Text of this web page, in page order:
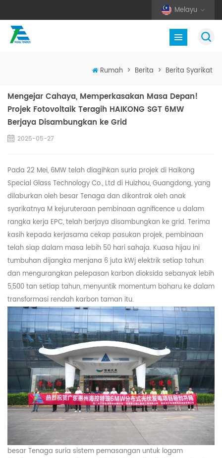
Melayu
Rumah > Berita > Berita Syarikat
Mengejar Cahaya, Memperkasakan Masa Depan!
Projek Fotovoltaik Teragih HAIKONG SGT 6MW
Berjaya Disambungkan ke Grid
2025-05-27
Pada 22 Mei, 6MW telah diagihkansuria projek di Haikong
Special Glass Technology Co., Ltd di Huizhou, Guangdong, yang
dilaburkan oleh besarTenaga dan dikontrak oleh anak
syarikatnya M kejuruteraan pembinaan agnificence udalam
rangka kerja EPC, telah berjaya disambungkan ke grid. Terima
kasih kepada kerjasama cekap pasukan projek, pembinaan
telah siap dalam masa lebih 50 hari sahaja. Kuasa hijau ini
tumbuhandijangka menjana 6 juta kWj elektrik setiap tahun
dan mengurangkan pelepasan karbon dioksida sebanyak lebih
5,500 tan setiap tahun, menyuntik momentum baharu ke dalam
transformasi rendah karbon taman itu.
besarTenaga suria sistem pemasangan untuk logam